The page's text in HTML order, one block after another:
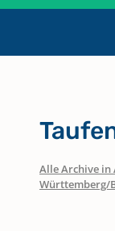
Alle Archive in
Württemberg/